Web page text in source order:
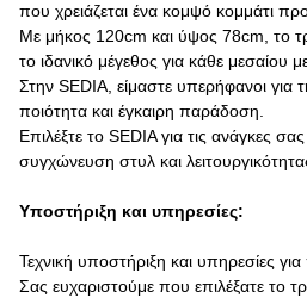
που χρειάζεται ένα κομψό κομμάτι
Με μήκος 120cm και ύψος 78cm, το
το ιδανικό μέγεθος για κάθε μεσαίου
Στην SEDIA, είμαστε υπερήφανοι για
ποιότητα και έγκαιρη παράδοση.
Επιλέξτε το SEDIA για τις ανάγκες
συγχώνευση στυλ και
Υποστήριξη και υπηρεσίες:
Τεχνική υποστήριξη και υπηρεσίες
Σας ευχαριστούμε που επιλέξατε το